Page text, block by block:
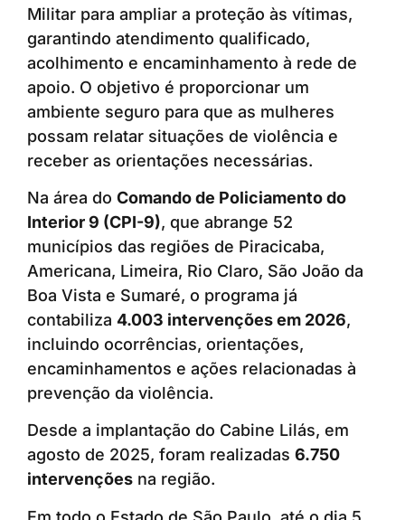
Militar para ampliar a proteção às vítimas,
garantindo atendimento qualificado,
acolhimento e encaminhamento à rede de
apoio. O objetivo é proporcionar um
ambiente seguro para que as mulheres
possam relatar situações de violência e
receber as orientações necessárias.
Na área do Comando de Policiamento do
Interior 9 (CPI-9), que abrange 52
municípios das regiões de Piracicaba,
Americana, Limeira, Rio Claro, São João da
Boa Vista e Sumaré, o programa já
contabiliza 4.003 intervenções em 2026,
incluindo ocorrências, orientações,
encaminhamentos e ações relacionadas à
prevenção da violência.
Desde a implantação do Cabine Lilás, em
agosto de 2025, foram realizadas 6.750
intervenções na região.